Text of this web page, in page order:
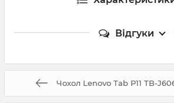
Відгуки
Чохол Lenovo Tab P11 TB-